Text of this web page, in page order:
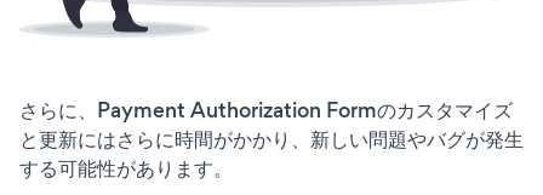
さらに、Payment Authorization Formのカスタマイズ
と更新にはさらに時間がかかり、新しい問題やバグが発生
する可能性があります。